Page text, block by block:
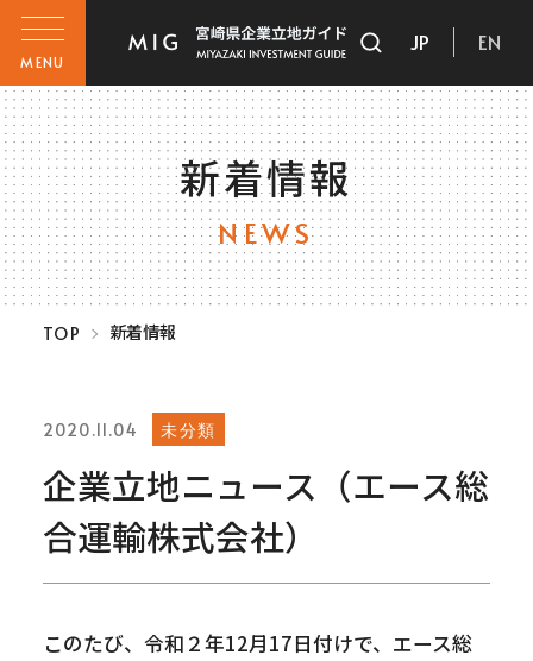
MENU
EN
JP
新着情報
NEWS
TOP 新着情報
2020.11.04 未分類
企業立地ニュース（エース総
合運輸株式会社）
このたび、令和２年12月17日付けで、エース総